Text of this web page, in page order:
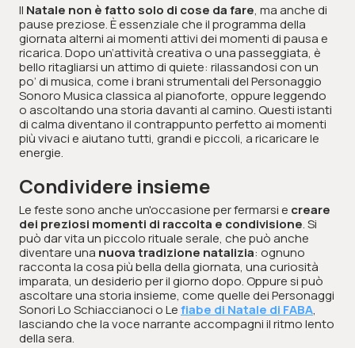
Il Natale non è fatto solo di cose da fare, ma anche di
pause preziose. È essenziale che il programma della
giornata alterni ai momenti attivi dei momenti di pausa e
ricarica. Dopo un’attività creativa o una passeggiata, è
bello ritagliarsi un attimo di quiete: rilassandosi con un
po’ di musica, come i brani strumentali del Personaggio
Sonoro Musica classica al pianoforte, oppure leggendo
o ascoltando una storia davanti al camino. Questi istanti
di calma diventano il contrappunto perfetto ai momenti
più vivaci e aiutano tutti, grandi e piccoli, a ricaricare le
energie.
Condividere insieme
Le feste sono anche un'occasione per fermarsi e creare
dei preziosi momenti di raccolta e condivisione. Si
può dar vita un piccolo rituale serale, che può anche
diventare una nuova tradizione natalizia: ognuno
racconta la cosa più bella della giornata, una curiosità
imparata, un desiderio per il giorno dopo. Oppure si può
ascoltare una storia insieme, come quelle dei Personaggi
Sonori Lo Schiaccianoci o Lefiabe di Natale di FABA,
lasciando che la voce narrante accompagni il ritmo lento
della sera.